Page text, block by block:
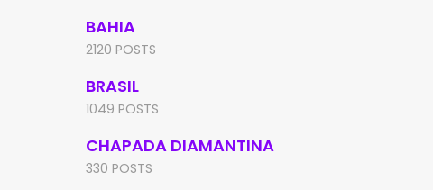
BAHIA
2120 POSTS
BRASIL
1049 POSTS
CHAPADA DIAMANTINA
330 POSTS